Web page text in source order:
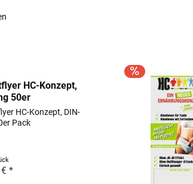
HC-Konzept,
50er
HC-Konzept, DIN-
Pack
*